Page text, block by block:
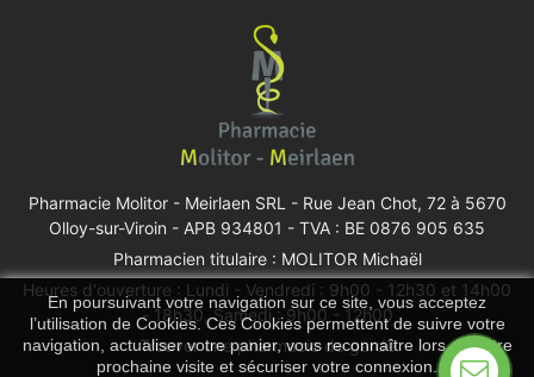
En poursuivant votre navigation sur ce site, vous acceptez
l’utilisation de Cookies. Ces Cookies permettent de suivre votre
navigation, actualiser votre panier, vous reconnaître lors de votre
prochaine visite et sécuriser votre connexion.
Pharmacie Molitor - Meirlaen SRL - Rue Jean Chot, 72 à 5670
Olloy-sur-Viroin - APB 934801 - TVA : BE 0876 905 635
Pharmacien titulaire : MOLITOR Michaël
Heures d'ouverture : Lundi - Vendredi : 9h00 - 12h30 et 14h00
- 18h30, Samedi : 9h00 - 12h00
Trouver une pharmacie de garde